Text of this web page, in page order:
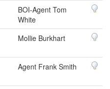
BOI-Agent Tom
White
Mollie Burkhart
Agent Frank Smith